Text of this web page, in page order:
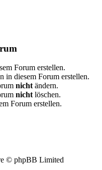
Forum erstellen.
in diesem Forum erstellen.
nicht ändern.
nicht löschen.
Forum erstellen.
© phpBB Limited